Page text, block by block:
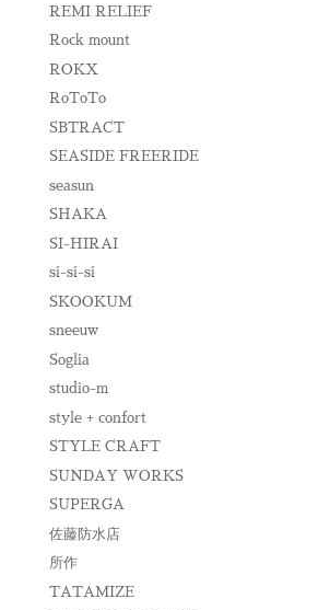
REMI RELIEF
Rock mount
ROKX
RoToTo
SBTRACT
SEASIDE FREERIDE
seasun
SHAKA
SI-HIRAI
si-si-si
SKOOKUM
sneeuw
Soglia
studio-m
style + confort
STYLE CRAFT
SUNDAY WORKS
SUPERGA
佐藤防水店
所作
TATAMIZE